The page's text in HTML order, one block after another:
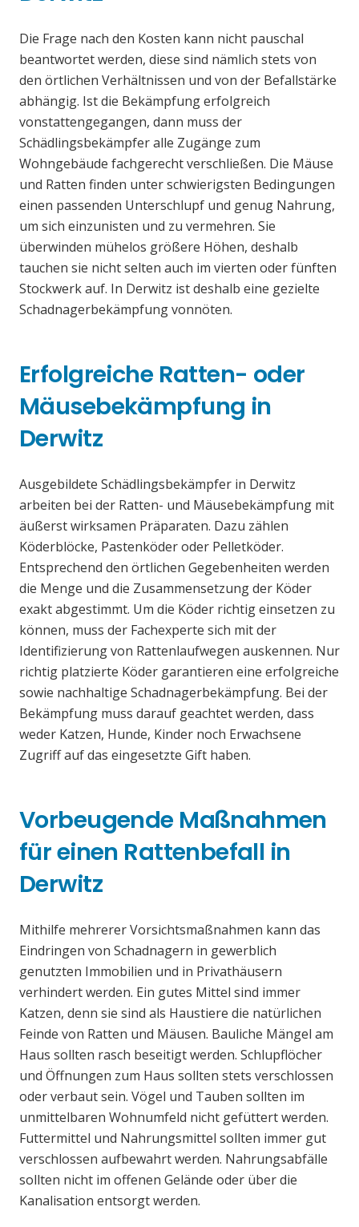
Die Frage nach den Kosten kann nicht pauschal
beantwortet werden, diese sind nämlich stets von
den örtlichen Verhältnissen und von der Befallstärke
abhängig. Ist die Bekämpfung erfolgreich
vonstattengegangen, dann muss der
Schädlingsbekämpfer alle Zugänge zum
Wohngebäude fachgerecht verschließen. Die Mäuse
und Ratten finden unter schwierigsten Bedingungen
einen passenden Unterschlupf und genug Nahrung,
um sich einzunisten und zu vermehren. Sie
überwinden mühelos größere Höhen, deshalb
tauchen sie nicht selten auch im vierten oder fünften
Stockwerk auf. In Derwitz ist deshalb eine gezielte
Schadnagerbekämpfung vonnöten.
Erfolgreiche Ratten- oder
Mäusebekämpfung in
Derwitz
Ausgebildete Schädlingsbekämpfer in Derwitz
arbeiten bei der Ratten- und Mäusebekämpfung mit
äußerst wirksamen Präparaten. Dazu zählen
Köderblöcke, Pastenköder oder Pelletköder.
Entsprechend den örtlichen Gegebenheiten werden
die Menge und die Zusammensetzung der Köder
exakt abgestimmt. Um die Köder richtig einsetzen zu
können, muss der Fachexperte sich mit der
Identifizierung von Rattenlaufwegen auskennen. Nur
richtig platzierte Köder garantieren eine erfolgreiche
sowie nachhaltige Schadnagerbekämpfung. Bei der
Bekämpfung muss darauf geachtet werden, dass
weder Katzen, Hunde, Kinder noch Erwachsene
Zugriff auf das eingesetzte Gift haben.
Vorbeugende Maßnahmen
für einen Rattenbefall in
Derwitz
Mithilfe mehrerer Vorsichtsmaßnahmen kann das
Eindringen von Schadnagern in gewerblich
genutzten Immobilien und in Privathäusern
verhindert werden. Ein gutes Mittel sind immer
Katzen, denn sie sind als Haustiere die natürlichen
Feinde von Ratten und Mäusen. Bauliche Mängel am
Haus sollten rasch beseitigt werden. Schlupflöcher
und Öffnungen zum Haus sollten stets verschlossen
oder verbaut sein. Vögel und Tauben sollten im
unmittelbaren Wohnumfeld nicht gefüttert werden.
Futtermittel und Nahrungsmittel sollten immer gut
verschlossen aufbewahrt werden. Nahrungsabfälle
sollten nicht im offenen Gelände oder über die
Kanalisation entsorgt werden.